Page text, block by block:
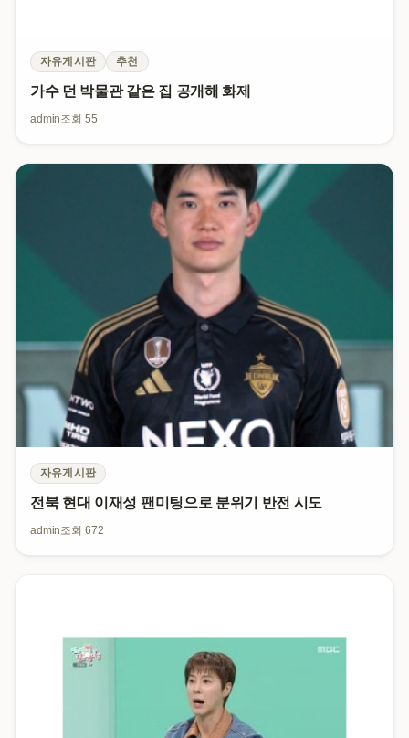
자유게시판 추천
가수 던 박물관 같은 집 공개해 화제
admin조회 55
자유게시판
전북 현대 이재성 팬미팅으로 분위기 반전 시도
admin조회 672